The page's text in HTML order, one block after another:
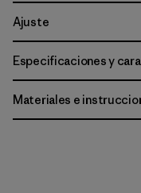
Ajuste
Especificaciones y
Materiales e